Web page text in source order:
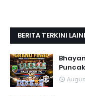
BERITA TERKINI